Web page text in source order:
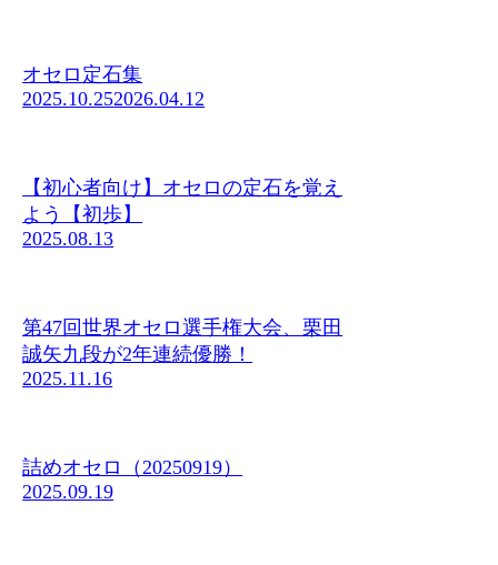
オセロ定石集
2025.10.252026.04.12
【初心者向け】オセロの定石を覚え
よう【初歩】
2025.08.13
第47回世界オセロ選手権大会、栗田
誠矢九段が2年連続優勝！
2025.11.16
詰めオセロ（20250919）
2025.09.19